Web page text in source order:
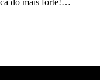
do mais forte!…